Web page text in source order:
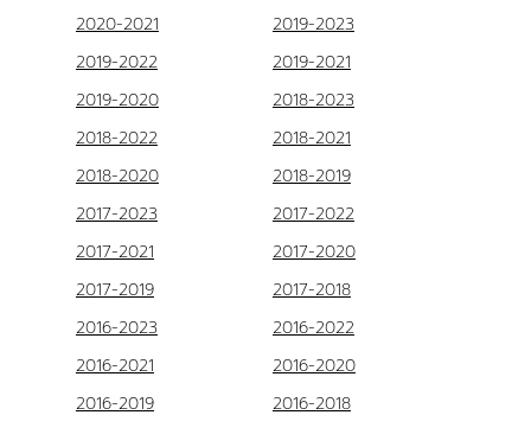
2020-2021
2019-2023
2019-2022
2019-2021
2019-2020
2018-2023
2018-2022
2018-2021
2018-2020
2018-2019
2017-2023
2017-2022
2017-2021
2017-2020
2017-2019
2017-2018
2016-2023
2016-2022
2016-2021
2016-2020
2016-2019
2016-2018